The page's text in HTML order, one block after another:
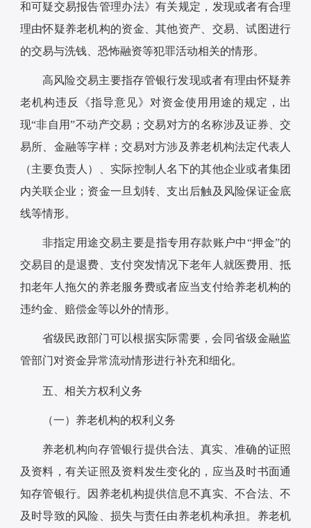
和可疑交易报告管理办法》有关规定，发现或者有合理
理由怀疑养老机构的资金、其他资产、交易、试图进行
的交易与洗钱、恐怖融资等犯罪活动相关的情形。
高风险交易主要指存管银行发现或者有理由怀疑养
老机构违反《指导意见》对资金使用用途的规定，出
现“非自用”不动产交易；交易对方的名称涉及证券、交
易所、金融等字样；交易对方涉及养老机构法定代表人
（主要负责人）、实际控制人名下的其他企业或者集团
内关联企业；资金一旦划转、支出后触及风险保证金底
线等情形。
非指定用途交易主要是指专用存款账户中“押金”的
交易目的是退费、支付突发情况下老年人就医费用、抵
扣老年人拖欠的养老服务费或者应当支付给养老机构的
违约金、赔偿金等以外的情形。
省级民政部门可以根据实际需要，会同省级金融监
管部门对资金异常流动情形进行补充和细化。
五、相关方权利义务
（一）养老机构的权利义务
养老机构向存管银行提供合法、真实、准确的证照
及资料，有关证照及资料发生变化的，应当及时书面通
知存管银行。因养老机构提供信息不真实、不合法、不
及时导致的风险、损失与责任由养老机构承担。养老机